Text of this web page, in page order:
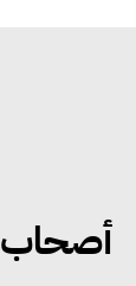
أصحاب